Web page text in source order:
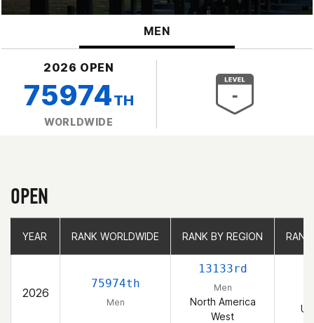
MEN
2026 OPEN
75974TH
WORLDWIDE
OPEN
YEAR RANK WORLDWIDE RANK BY REGION
2026
75974th
Men
13133rd
Men
North America
West
YEAR RANK WORLDWIDE RANK BY REGION